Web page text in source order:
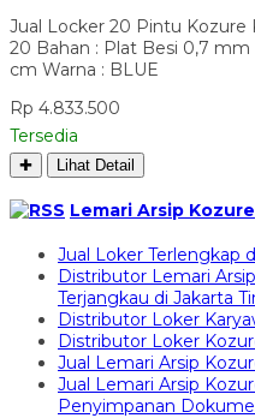
Jual Locker 20 Pintu Kozure
20 Bahan : Plat Besi 0,7 mm
cm Warna : BLUE
Rp 4.833.500
Tersedia
✚ Lihat Detail
Lemari Arsip Kozure
Jual Loker Terlengkap
Distributor Lemari
Terjangkau di Jakarta
Distributor Loker
Distributor Loker
Jual Lemari Arsip
Jual Lemari Arsip
Penyimpanan